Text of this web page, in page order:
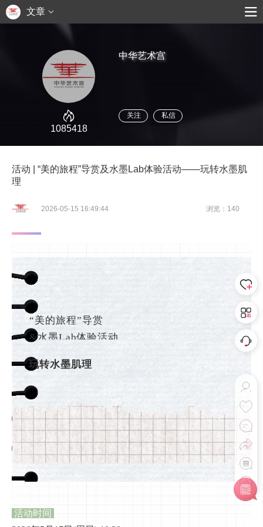
文章
1085418
中华艺术宫
关注 私信
活动 | “美的旅程”导赏及水墨Lab体验活动——玩转水墨肌
理
2026-05-15 16:49:44 浏览：140
“美的旅程”导赏
&水墨Lab体验活动
玩转水墨肌理
活动时间